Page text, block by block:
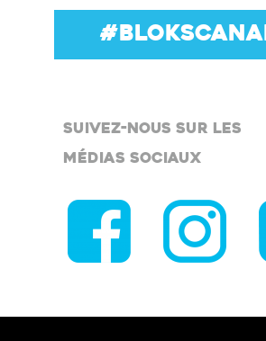
SUIVEZ-NOUS SUR LES
MÉDIAS SOCIAUX